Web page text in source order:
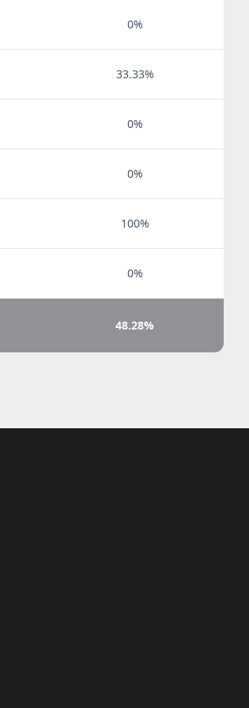
0%
33.33%
0%
0%
100%
0%
48.28%